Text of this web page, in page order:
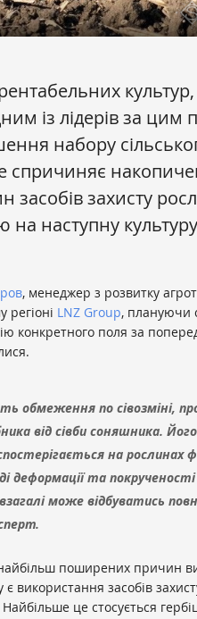
культур,
із лідерів за цим
набору
спричиняє
засобів захисту
на наступну
, менеджер з розвитку
регіоні LNZ Group, плануючи
конкретного поля за
обмеження по сівозміні,
від сівби соняшника.
на рослинах
деформації та
може відбуватись
поширених причин
використання засобів
це стосується